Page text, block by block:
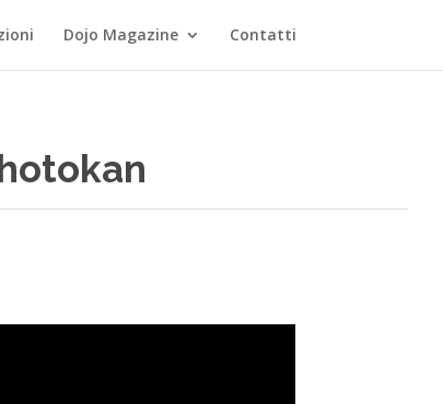
Dojo Magazine Contatti